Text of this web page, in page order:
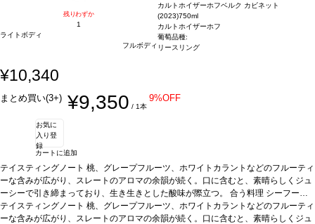
残りわずか
1
ライトボディ
フルボディ
カルトホイザーホフベルク カビネット
(2023)750ml
カルトホイザーホフ
葡萄品種:
リースリング
¥10,340
まとめ買い(3+) ¥9,350 / 1本
9%OFF
お気に
入り登
録
カートに追加
テイスティングノート 桃、グレープフルーツ、ホワイトカラントなどのフルーティ
ーな含みが広がり、スレートのアロマの余韻が続く。口に含むと、素晴らしくジュ
ーシーで引き締まっており、生き生きとした酸味が際立つ。 合う料理 シーフー
ド、ローストチキンなどと好相性。葡萄品種リースリング
テイスティングノート 桃、グレープフルーツ、ホワイトカラントなどのフルーティ
ーな含みが広がり、スレートのアロマの余韻が続く。口に含むと、素晴らしくジュ